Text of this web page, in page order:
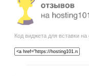
Код виджета для вставки на